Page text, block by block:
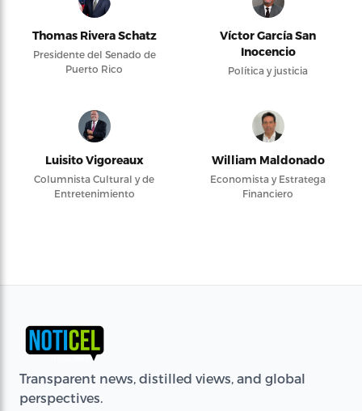
Thomas Rivera Schatz
Presidente del Senado de
Puerto Rico
Víctor García San
Inocencio
Política y justicia
Luisito Vigoreaux
Columnista Cultural y de
Entretenimiento
William Maldonado
Economista y Estratega
Financiero
Transparent news, distilled views, and global
perspectives.